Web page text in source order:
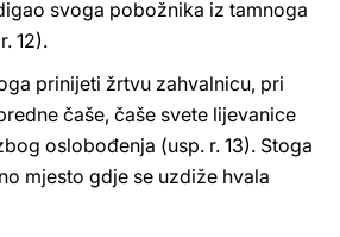
svoga pobožnika iz tamnoga
12).
prinijeti žrtvu zahvalnicu, pri
čaše, čaše svete lijevanice
oslobođenja (usp. r. 13). Stoga
mjesto gdje se uzdiže hvala